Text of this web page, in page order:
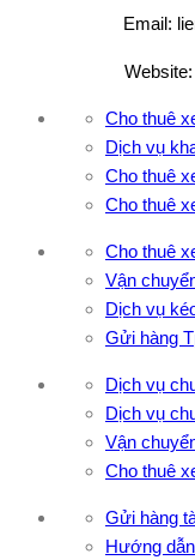
Email:
Website:
Cho thuê
Dịch vụ
Cho thuê
Cho thuê
Cho thuê
Vận
Dịch vụ
Gửi hàng
Dịch vụ
Dịch vụ
Vận
Cho thuê
Gửi hàng
Hướng